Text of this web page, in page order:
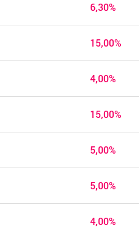
6,30%
15,00%
4,00%
15,00%
5,00%
5,00%
4,00%